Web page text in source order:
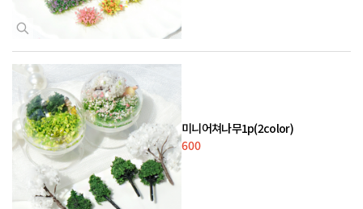
미니어쳐나무1p(2color)
600